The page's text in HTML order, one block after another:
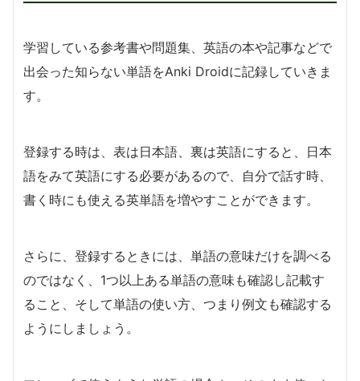
学習している参考書や問題集、英語の本や記事などで
出会った知らない単語をAnki Droidに記録していきま
す。
登録する時は、表は日本語、裏は英語にすると、日本
語をみて英語にする必要があるので、自分で話す時、
書く時にも使える英単語を増やすことができます。
さらに、登録するときには、単語の意味だけを調べる
のではなく、1つ以上ある単語の意味も確認し記載す
ること、そして単語の使い方、つまり例文も確認する
ようにしましょう。